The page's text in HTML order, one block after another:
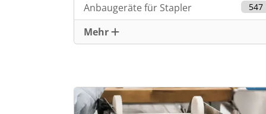
Anbaugeräte für Stapler 547
Mehr